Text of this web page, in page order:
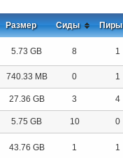
Размер Сиды Пиры
5.73 GB 8 1
740.33 MB 0 1
27.36 GB 3 4
5.75 GB 10 0
43.76 GB 1 1